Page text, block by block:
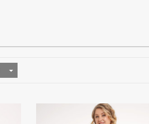
TOGGLE DROPDOWN